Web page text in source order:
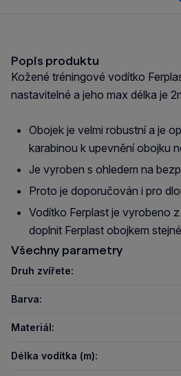
Popis produktu
Kožené tréningové vodítko
nastavitelné a jeho max délka je
Obojek je velmi robustní a je
karabinou k upevnění obojku
Je vyroben s ohledem na
Proto je doporučován i pro
Vodítko Ferplast je vyrobeno
doplnit Ferplast obojkem
Všechny parametry
Druh zvířete:
Barva:
Materiál:
Délka vodítka (m):